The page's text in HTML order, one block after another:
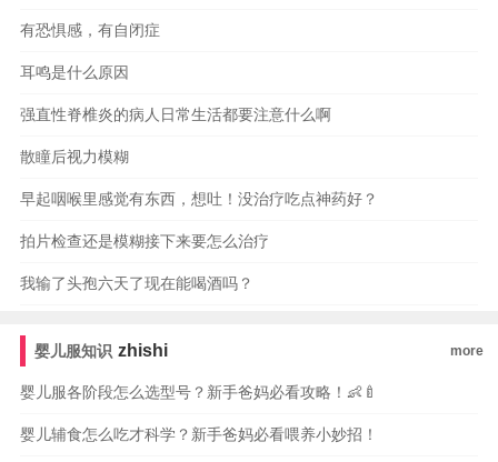
有恐惧感，有自闭症
耳鸣是什么原因
强直性脊椎炎的病人日常生活都要注意什么啊
散瞳后视力模糊
早起咽喉里感觉有东西，想吐！没治疗吃点神药好？
拍片检查还是模糊接下来要怎么治疗
我输了头孢六天了现在能喝酒吗？
婴儿服知识 zhishi more
婴儿服各阶段怎么选型号？新手爸妈必看攻略！👶🍼
婴儿辅食怎么吃才科学？新手爸妈必看喂养小妙招！